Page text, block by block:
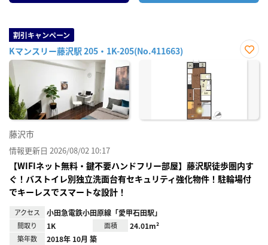
割引キャンペーン
Kマンスリー藤沢駅 205・1K-205(No.411663)
お気
藤沢市
情報更新日 2026/08/02 10:17
【WIFIネット無料・鍵不要ハンドフリー部屋】藤沢駅徒歩圏内す
ぐ！バストイレ別独立洗面台有セキュリティ強化物件！駐輪場付
でキーレスでスマートな設計！
アクセス 小田急電鉄小田原線「愛甲石田駅」
間取り 1K 面積 24.01m²
築年数 2018年 10月 築